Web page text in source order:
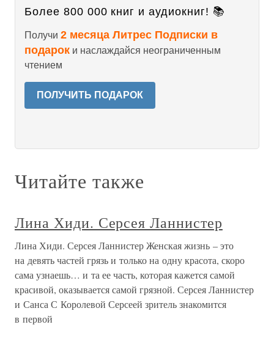
Более 800 000 книг и аудиокниг! 📚
Получи 2 месяца Литрес Подписки в
подарок и наслаждайся неограниченным
чтением
ПОЛУЧИТЬ ПОДАРОК
Читайте также
Лина Хиди. Серсея Ланнистер
Лина Хиди. Серсея Ланнистер Женская жизнь – это
на девять частей грязь и только на одну красота, скоро
сама узнаешь… и та ее часть, которая кажется самой
красивой, оказывается самой грязной. Серсея Ланнистер
и Санса С Королевой Серсеей зритель знакомится
в первой